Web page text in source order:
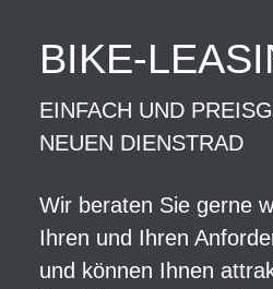
BIKE-
EINFACH UND
NEUEN DIENSTRAD
Wir beraten Sie gerne
Ihren und Ihren
und können Ihnen